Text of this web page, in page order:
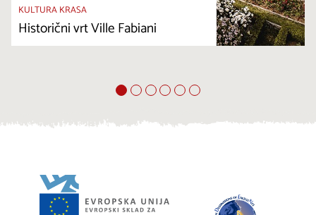
KULTURA KRASA
Historični vrt Ville Fabiani